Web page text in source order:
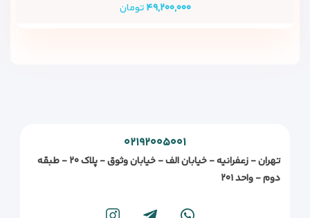
۴۹,۲۰۰,۰۰۰تومان
۰۲۱۹۲۰۰۵۰۰۱
تهران - زعفرانیه - خیابان الف - خیابان وثوق - پلاک ۲۰ - طبقه
دوم - واحد ۲۰۱